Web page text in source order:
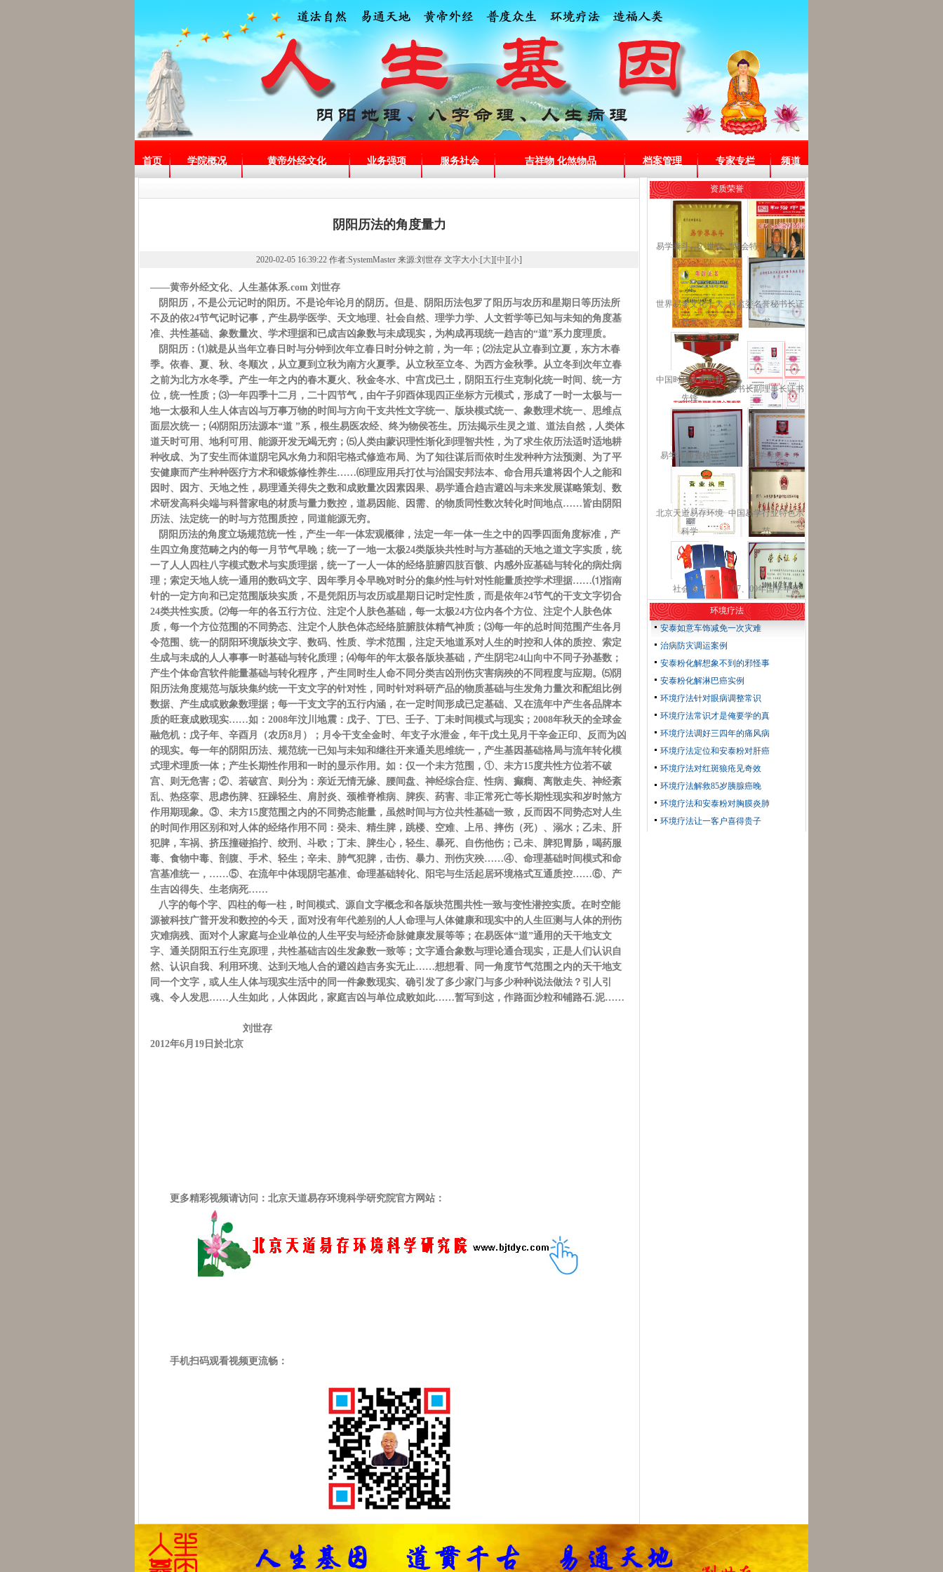
首页 学院概况 黄帝外经文化 业务强项 服务社会 吉祥物 化煞物品 档案管理 专家专栏 频道
阴阳历法的角度量力
2020-02-05 16:39:22 作者:SystemMaster 来源:刘世存 文字大小:[大][中][小]
——黄帝外经文化、人生基体系.com 刘世存
阴阳历，不是公元记时的阳历。不是论年论月的阴历。但是、阴阳历法包罗了阳历与农历和星期日等历法所
不及的依24节气记时记事，产生易学医学、天文地理、社会自然、理学力学、人文哲学等已知与未知的角度基
准、共性基础、象数量次、学术理据和已成吉凶象数与未成现实，为构成再现统一趋吉的“道”系力度理质。
阴阳历：⑴就是从当年立春日时与分钟到次年立春日时分钟之前，为一年；⑵法定从立春到立夏，东方木春
季。依春、夏、秋、冬顺次，从立夏到立秋为南方火夏季。从立秋至立冬、为西方金秋季。从立冬到次年立春
之前为北方水冬季。产生一年之内的春木夏火、秋金冬水、中宫戊已土，阴阳五行生克制化统一时间、统一方
位，统一性质；⑶一年四季十二月，二十四节气，由午子卯酉体现四正坐标方元模式，形成了一时一太极与一
地一太极和人生人体吉凶与万事万物的时间与方向干支共性文字统一、版块模式统一、象数理术统一、思维点
面层次统一；⑷阴阳历法源本“道 ”系，根生易医农经、终为物侯苍生。历法揭示生灵之道、道法自然，人类体
道天时可用、地利可用、能源开发无竭无穷；⑸人类由蒙识理性渐化到理智共性，为了求生依历法适时适地耕
种收成、为了安生而体道阴宅风水角力和阳宅格式修造布局、为了知往谋后而依时生发种种方法预测、为了平
安健康而产生种种医疗方术和锻炼修性养生……⑹理应用兵打仗与治国安邦法本、命合用兵遣将因个人之能和
因时、因方、天地之性，易理通关得失之数和成败量次因素因果、易学通合趋吉避凶与未来发展谋略策划、数
术研发高科尖端与科普家电的材质与量力数控，道易因能、因需、的物质同性数次转化时间地点……皆由阴阳
历法、法定统一的时与方范围质控，同道能源无穷。
阴阳历法的角度立场规范统一性，产生一年一体宏观概律，法定一年一体一生之中的四季四面角度标准，产
生四立角度范畴之内的每一月节气早晚；统一了一地一太极24类版块共性时与方基础的天地之道文字实质，统
一了人人四柱八字模式数术与实质理据，统一了一人一体的经络脏腑四肢百骸、内感外应基础与转化的病灶病
理；索定天地人统一通用的数码文字、因年季月令早晚对时分的集约性与针对性能量质控学术理据……⑴指南
针的一定方向和已定范围版块实质，不是凭阳历与农历或星期日记时定性质，而是依年24节气的干支文字切合
24类共性实质。⑵每一年的各五行方位、注定个人肤色基础，每一太极24方位内各个方位、注定个人肤色体
质，每一个方位范围的不同势态、注定个人肤色体态经络脏腑肢体精气神质；⑶每一年的总时间范围产生各月
令范围、统一的阴阳环境版块文字、数码、性质、学术范围，注定天地道系对人生的时控和人体的质控、索定
生成与未成的人人事事一时基础与转化质理；⑷每年的年太极各版块基础，产生阴宅24山向中不同子孙基数；
产生个体命宫软件能量基础与转化程序，产生同时生人命不同分类吉凶刑伤灾害病殃的不同程度与应期。⑸阴
阳历法角度规范与版块集约统一干支文字的针对性，同时针对科研产品的物质基础与生发角力量次和配组比例
数据、产生成或败象数理据；每一干支文字的五行内涵，在一定时间形成已定基础、又在流年中产生各品牌本
质的旺衰成败现实……如：2008年汶川地震：戊子、丁巳、壬子、丁未时间模式与现实；2008年秋天的全球金
融危机：戊子年、辛酉月（农历8月）；月令干支全金时、年支子水泄金，年干戊土见月干辛金正印、反而为凶
的现实。每一年的阴阳历法、规范统一已知与未知和继往开来通关思维统一，产生基因基础格局与流年转化模
式理术理质一体；产生长期性作用和一时的显示作用。如：仅一个未方范围，①、未方15度共性方位若不破
宫、则无危害；②、若破宫、则分为：亲近无情无缘、腰间盘、神经综合症、性病、癫癎、离散走失、神经紊
乱、热痉挛、思虑伤脾、狂躁轻生、肩肘炎、颈椎脊椎病、脾疾、药害、非正常死亡等长期性现实和岁时煞方
作用期现象。③、未方15度范围之内的不同势态能量，虽然时间与方位共性基础一致，反而因不同势态对人生
的时间作用区别和对人体的经络作用不同：癸未、精生脾，跳楼、空难、上吊、摔伤（死）、溺水；乙未、肝
犯脾，车祸、挤压撞碰掐拧、绞刑、斗欧；丁未、脾生心，轻生、暴死、自伤他伤；己未、脾犯胃肠，喝药服
毒、食物中毒、剖腹、手术、轻生；辛未、肺气犯脾，击伤、暴力、刑伤灾殃……④、命理基础时间模式和命
宫基准统一，……⑤、在流年中体现阴宅基准、命理基础转化、阳宅与生活起居环境格式互通质控……⑥、产
生吉凶得失、生老病死……
八字的每个字、四柱的每一柱，时间模式、源自文字概念和各版块范围共性一致与变性潜控实质。在时空能
源被科技广普开发和数控的今天，面对没有年代差别的人人命理与人体健康和现实中的人生叵测与人体的刑伤
灾难病残、面对个人家庭与企业单位的人生平安与经济命脉健康发展等等；在易医体“道”通用的天干地支文
字、通关阴阳五行生克原理，共性基础吉凶生发象数一致等；文字通合象数与理论通合现实，正是人们认识自
然、认识自我、利用环境、达到天地人合的避凶趋吉务实无止……想想看、同一角度节气范围之内的天干地支
同一个文字，或人生人体与现实生活中的同一件象数现实、确引发了多少家门与多少种种说法做法？引人引
魂、令人发思……人生如此，人体因此，家庭吉凶与单位成败如此……暂写到这，作路面沙粒和铺路石.泥……
刘世存
2012年6月19日於北京
更多精彩视频请访问：北京天道易存环境科学研究院官方网站：
手机扫码观看视频更流畅：
资质荣誉
易学泰斗—刘世存 “两会特刊”对于人生
世界易学文化十大
领军
科监委名誉秘书长证
书
中国时代改革创新
先锋
秘书长副理事长证书
易学导师资格证 易学导师
北京天道易存环境
科学
中国易学行业特色示
范
社会认可 07、09年国学年度
环境疗法
安泰如意车饰减免一次灾难
治病防灾调运案例
安泰粉化解想象不到的邪怪事
安泰粉化解淋巴癌实例
环境疗法针对眼病调整常识
环境疗法常识才是俺要学的真
环境疗法调好三四年的痛风病
环境疗法定位和安泰粉对肝癌
环境疗法对红斑狼疮见奇效
环境疗法解救85岁胰腺癌晚
环境疗法和安泰粉对胸膜炎肺
环境疗法让一客户喜得贵子